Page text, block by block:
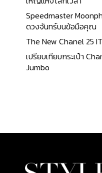
Coiffeur München ด้ว
ๆ ในวงการแวะเวียนมา
ประจำ ในปี ค.ศ. 1975 เขาและภรรยาได้สร้างชุดกระเป๋า
เครื่องสำอางสีขาวที่มีโ
ลูกค้าที่มาใช้บริการร้าน
ที่ ไมเคิล โครเมอร์ ได้ไ
กับผู้ผลิตกระเป๋าเดินท
Speedmaster
ดวงจันทร์บนข้อมือคุณ
The New Chanel 25
เปรียบเทียบกระเป๋า
Jumbo